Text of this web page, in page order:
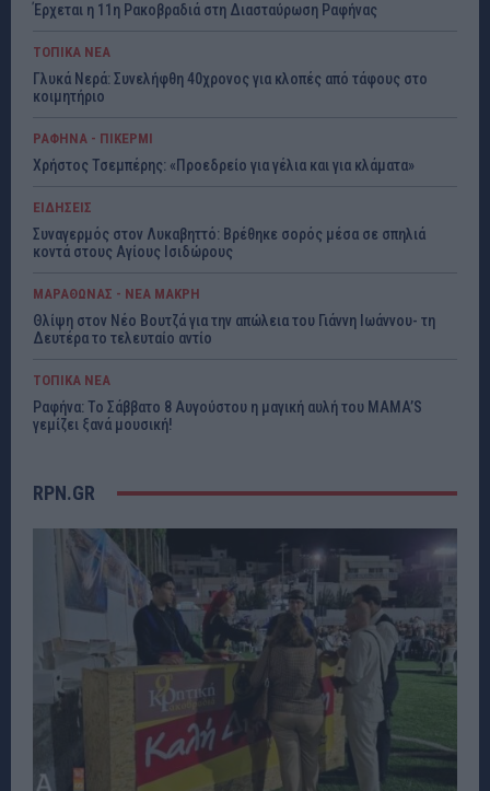
Έρχεται η 11η Ρακοβραδιά στη Διασταύρωση Ραφήνας
ΤΟΠΙΚΑ ΝΕΑ
Γλυκά Νερά: Συνελήφθη 40χρονος για κλοπές από τάφους στο
κοιμητήριο
ΡΑΦΗΝΑ - ΠΙΚΕΡΜΙ
Χρήστος Τσεμπέρης: «Προεδρείο για γέλια και για κλάματα»
ΕΙΔΗΣΕΙΣ
Συναγερμός στον Λυκαβηττό: Βρέθηκε σορός μέσα σε σπηλιά
κοντά στους Αγίους Ισιδώρους
ΜΑΡΑΘΩΝΑΣ - ΝΕΑ ΜΑΚΡΗ
Θλίψη στον Νέο Βουτζά για την απώλεια του Γιάννη Ιωάννου- τη
Δευτέρα το τελευταίο αντίο
ΤΟΠΙΚΑ ΝΕΑ
Ραφήνα: Το Σάββατο 8 Αυγούστου η μαγική αυλή του MAMA’S
γεμίζει ξανά μουσική!
RPN.GR